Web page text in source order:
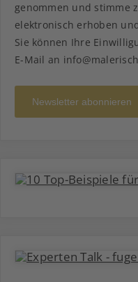
genommen und stimme
elektronisch erhoben
Sie können Ihre
E-Mail an